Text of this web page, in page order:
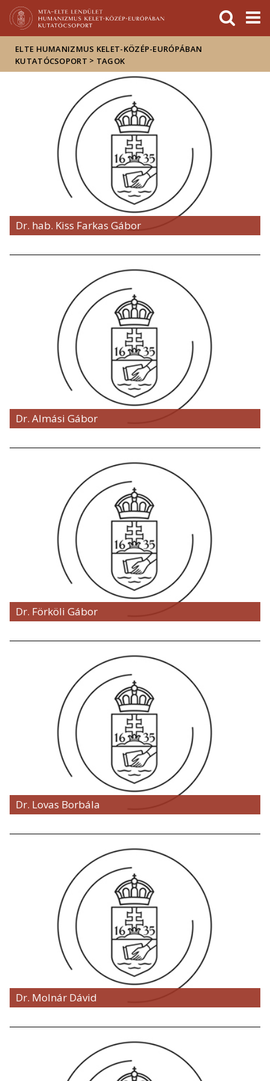
Hírek
Események
ELTE a
sajtóban
ELTE HUMANIZMUS KELET-KÖZÉP-EURÓPÁBAN
KUTATÓCSOPORT > TAGOK
Dr. hab. Kiss Farkas Gábor
Dr. Almási Gábor
Dr. Förköli Gábor
Dr. Lovas Borbála
Dr. Molnár Dávid